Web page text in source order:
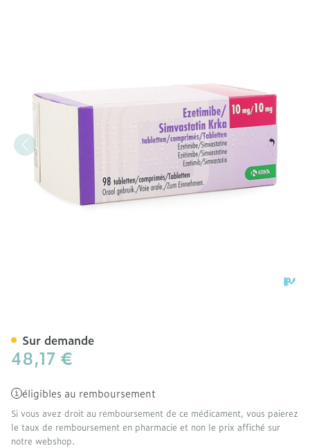
48,17 €
éligibles au remboursement
Si vous avez droit au remboursement de ce médicament, vous paierez
le taux de remboursement en pharmacie et non le prix affiché sur
notre webshop.
Sur demande